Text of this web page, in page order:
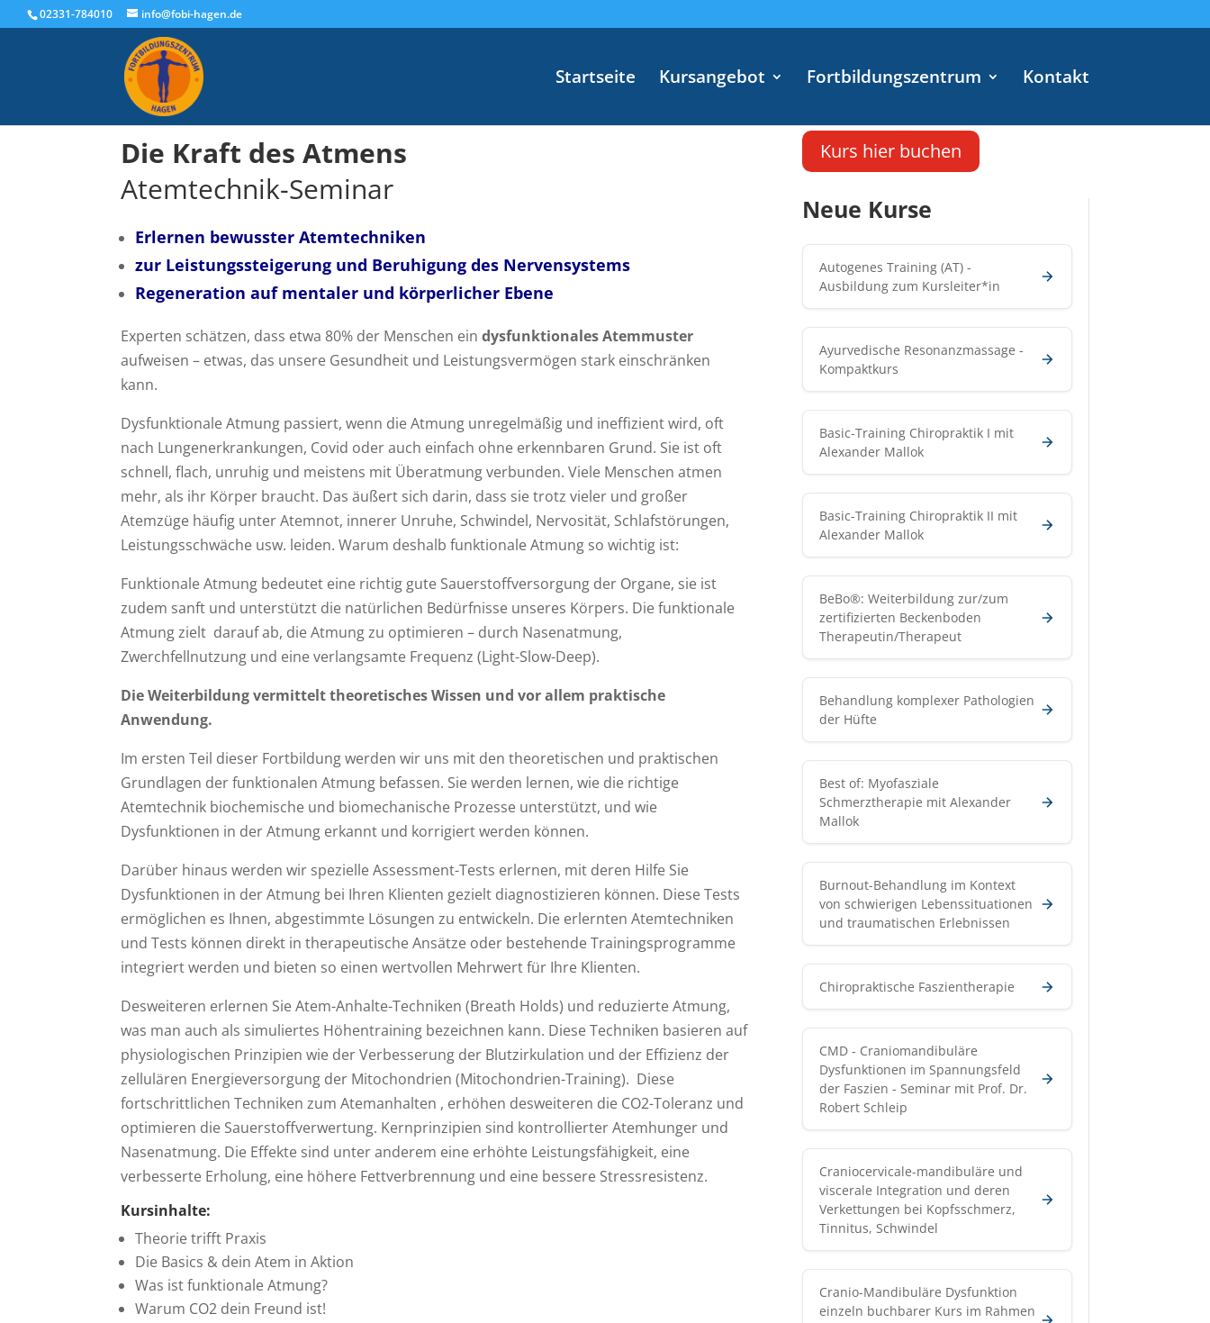
02331-784010 info@fobi-hagen.de
Startseite Kursangebot Fortbildungszentrum Kontakt
Die Kraft des Atmens
Atemtechnik-Seminar
Erlernen bewusster Atemtechniken
zur Leistungssteigerung und Beruhigung des Nervensystems
Regeneration auf mentaler und körperlicher Ebene
Experten schätzen, dass etwa 80% der Menschen eindysfunktionales Atemmuster
aufweisen – etwas, das unsere Gesundheit und Leistungsvermögen stark einschränken
kann.
Dysfunktionale Atmung passiert, wenn die Atmung unregelmäßig und ineffizient wird, oft
nach Lungenerkrankungen, Covid oder auch einfach ohne erkennbaren Grund. Sie ist oft
schnell, flach, unruhig und meistens mit Überatmung verbunden. Viele Menschen atmen
mehr, als ihr Körper braucht. Das äußert sich darin, dass sie trotz vieler und großer
Atemzüge häufig unter Atemnot, innerer Unruhe, Schwindel, Nervosität, Schlafstörungen,
Leistungsschwäche usw. leiden. Warum deshalb funktionale Atmung so wichtig ist:
Funktionale Atmung bedeutet eine richtig gute Sauerstoffversorgung der Organe, sie ist
zudem sanft und unterstützt die natürlichen Bedürfnisse unseres Körpers. Die funktionale
Atmung zielt darauf ab, die Atmung zu optimieren – durch Nasenatmung,
Zwerchfellnutzung und eine verlangsamte Frequenz (Light-Slow-Deep).
Die Weiterbildung vermittelt theoretisches Wissen und vor allem praktische
Anwendung.
Im ersten Teil dieser Fortbildung werden wir uns mit den theoretischen und praktischen
Grundlagen der funktionalen Atmung befassen. Sie werden lernen, wie die richtige
Atemtechnik biochemische und biomechanische Prozesse unterstützt, und wie
Dysfunktionen in der Atmung erkannt und korrigiert werden können.
Darüber hinaus werden wir spezielle Assessment-Tests erlernen, mit deren Hilfe Sie
Dysfunktionen in der Atmung bei Ihren Klienten gezielt diagnostizieren können. Diese Tests
ermöglichen es Ihnen, abgestimmte Lösungen zu entwickeln. Die erlernten Atemtechniken
und Tests können direkt in therapeutische Ansätze oder bestehende Trainingsprogramme
integriert werden und bieten so einen wertvollen Mehrwert für Ihre Klienten.
Desweiteren erlernen Sie Atem-Anhalte-Techniken (Breath Holds) und reduzierte Atmung,
was man auch als simuliertes Höhentraining bezeichnen kann. Diese Techniken basieren auf
physiologischen Prinzipien wie der Verbesserung der Blutzirkulation und der Effizienz der
zellulären Energieversorgung der Mitochondrien (Mitochondrien-Training). Diese
fortschrittlichen Techniken zum Atemanhalten , erhöhen desweiteren die CO2-Toleranz und
optimieren die Sauerstoffverwertung. Kernprinzipien sind kontrollierter Atemhunger und
Nasenatmung. Die Effekte sind unter anderem eine erhöhte Leistungsfähigkeit, eine
verbesserte Erholung, eine höhere Fettverbrennung und eine bessere Stressresistenz.
Kursinhalte:
Theorie trifft Praxis
Die Basics & dein Atem in Aktion
Was ist funktionale Atmung?
Warum CO2 dein Freund ist!
Kurs hier buchen
Neue Kurse
Autogenes Training (AT) -
Ausbildung zum Kursleiter*in
Ayurvedische Resonanzmassage -
Kompaktkurs
Basic-Training Chiropraktik I mit
Alexander Mallok
Basic-Training Chiropraktik II mit
Alexander Mallok
BeBo®: Weiterbildung zur/zum
zertifizierten Beckenboden
Therapeutin/Therapeut
Behandlung komplexer Pathologien
der Hüfte
Best of: Myofasziale
Schmerztherapie mit Alexander
Mallok
Burnout-Behandlung im Kontext
von schwierigen Lebenssituationen
und traumatischen Erlebnissen
Chiropraktische Faszientherapie
CMD - Craniomandibuläre
Dysfunktionen im Spannungsfeld
der Faszien - Seminar mit Prof. Dr.
Robert Schleip
Craniocervicale-mandibuläre und
viscerale Integration und deren
Verkettungen bei Kopfsschmerz,
Tinnitus, Schwindel
Cranio-Mandibuläre Dysfunktion
einzeln buchbarer Kurs im Rahmen